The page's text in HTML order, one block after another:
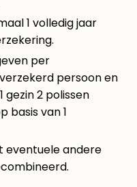
1 volledig jaar
per
persoon en
gezin 2 polissen
basis van 1
eventuele andere